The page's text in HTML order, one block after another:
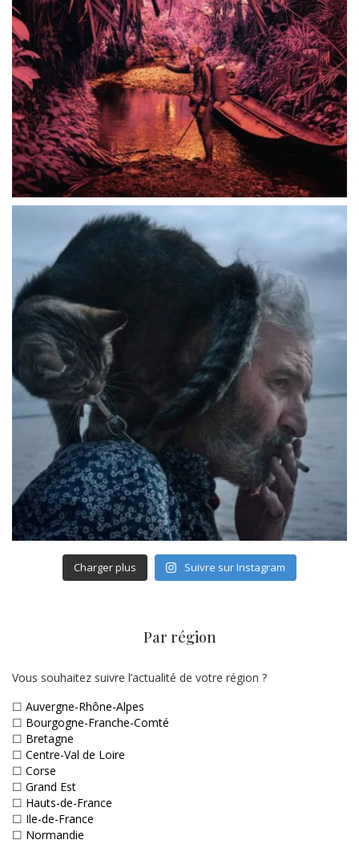
Charger plus Suivre sur Instagram
Par région
Vous souhaitez suivre l’actualité de votre région ?
☐ Auvergne-Rhône-Alpes
☐ Bourgogne-Franche-Comté
☐ Bretagne
☐ Centre-Val de Loire
☐ Corse
☐ Grand Est
☐ Hauts-de-France
☐ Ile-de-France
☐ Normandie